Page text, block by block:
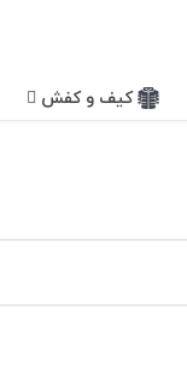
کیف و کفش